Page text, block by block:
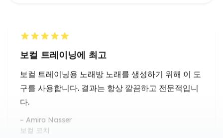
구를 사용합니다. 결과는 항상 깔끔하고 전문적입니
다.
Amira Nasser
보컬 코치